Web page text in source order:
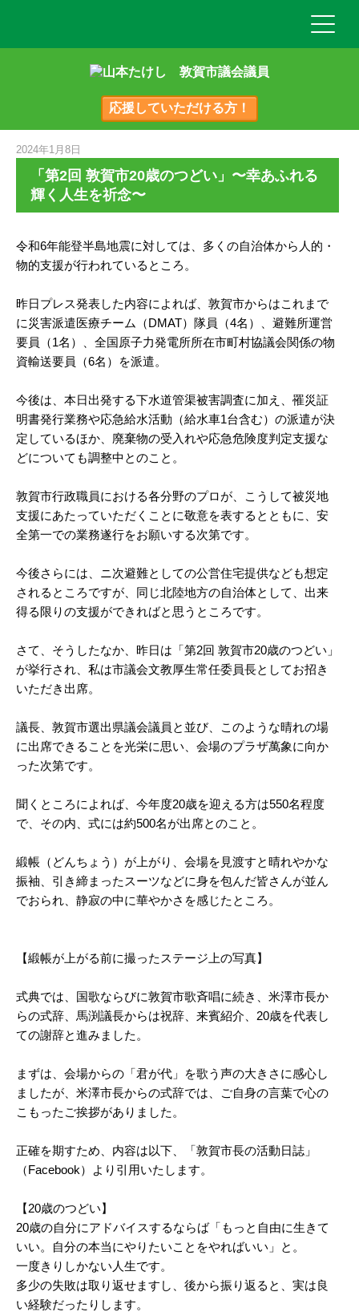
応援していただける方！
2024年1月8日
「第2回 敦賀市20歳のつどい」〜幸あふれる
輝く人生を祈念〜
令和6年能登半島地震に対しては、多くの自治体から人的・
物的支援が行われているところ。
昨日プレス発表した内容によれば、敦賀市からはこれまで
に災害派遣医療チーム（DMAT）隊員（4名）、避難所運営
要員（1名）、全国原子力発電所所在市町村協議会関係の物
資輸送要員（6名）を派遣。
今後は、本日出発する下水道管渠被害調査に加え、罹災証
明書発行業務や応急給水活動（給水車1台含む）の派遣が決
定しているほか、廃棄物の受入れや応急危険度判定支援な
どについても調整中とのこと。
敦賀市行政職員における各分野のプロが、こうして被災地
支援にあたっていただくことに敬意を表するとともに、安
全第一での業務遂行をお願いする次第です。
今後さらには、ニ次避難としての公営住宅提供なども想定
されるところですが、同じ北陸地方の自治体として、出来
得る限りの支援ができればと思うところです。
さて、そうしたなか、昨日は「第2回 敦賀市20歳のつどい」
が挙行され、私は市議会文教厚生常任委員長としてお招き
いただき出席。
議長、敦賀市選出県議会議員と並び、このような晴れの場
に出席できることを光栄に思い、会場のプラザ萬象に向か
った次第です。
聞くところによれば、今年度20歳を迎える方は550名程度
で、その内、式には約500名が出席とのこと。
緞帳（どんちょう）が上がり、会場を見渡すと晴れやかな
振袖、引き締まったスーツなどに身を包んだ皆さんが並ん
でおられ、静寂の中に華やかさを感じたところ。
【緞帳が上がる前に撮ったステージ上の写真】
式典では、国歌ならびに敦賀市歌斉唱に続き、米澤市長か
らの式辞、馬渕議長からは祝辞、来賓紹介、20歳を代表し
ての謝辞と進みました。
まずは、会場からの「君が代」を歌う声の大きさに感心し
ましたが、米澤市長からの式辞では、ご自身の言葉で心の
こもったご挨拶がありました。
正確を期すため、内容は以下、「敦賀市長の活動日誌」
（Facebook）より引用いたします。
【20歳のつどい】
20歳の自分にアドバイスするならば「もっと自由に生きて
いい。自分の本当にやりたいことをやればいい」と。
一度きりしかない人生です。
多少の失敗は取り返せますし、後から振り返ると、実は良
い経験だったりします。